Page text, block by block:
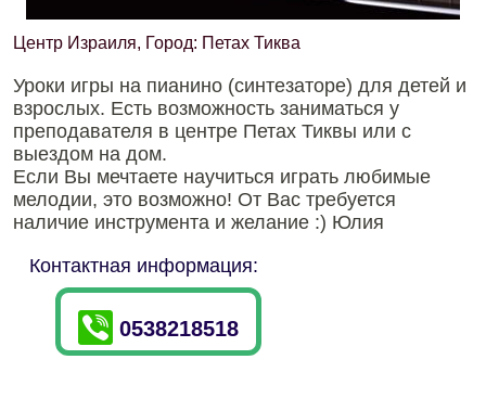
Центр Израиля, Город: Петах Тиква
Уроки игры на пианино (синтезаторе) для детей и
взрослых. Есть возможность заниматься у
преподавателя в центре Петах Тиквы или с
выездом на дом.
Если Вы мечтаете научиться играть любимые
мелодии, это возможно! От Вас требуется
наличие инструмента и желание :) Юлия
Контактная информация:
0538218518